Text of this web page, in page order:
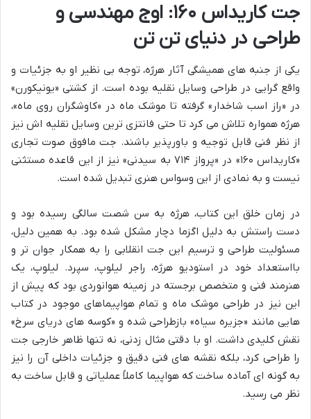
جت کاریداس ۱۶۰: اوج مهندسی و
طراحی در دنیای تن تن
یکی از جنبه های همیشگی آثار هرژه، توجه بی نظیر او به جزئیات و
واقع گرایی در طراحی وسایل نقلیه بوده است. از کشتی «یونیکورن»
در «راز اسب شاخدار» گرفته تا موشک ماه در «کاوشگران روی ماه»،
هرژه همواره تلاش می کرد تا حتی فانتزی ترین وسایل نقلیه اش نیز
از نظر فنی قابل توجیه و باورپذیر باشند. جت مافوق صوت تجاری
«کاریداس ۱۶۰» در «پرواز ۷۱۴ به سیدنی» نیز از این قاعده مستثنی
نیست و به نمادی از این وسواس هنری تبدیل شده است.
در زمان خلق این کتاب، هرژه به سن شصت سالگی رسیده بود و
دست راستش به دلیل اگزما دچار مشکل شده بود. به همین دلیل،
مسئولیت طراحی و ترسیم این جت انقلابی را به همکار جوان تر و
بااستعداد خود در استودیو هرژه، راجر لیلوپ، سپرد. لیلوپ، یک
هنرمند فنی و متخصص برجسته در زمینه هوانوردی بود که پیش از
این نیز در طراحی موشک ماه و تمام هواپیماهای موجود در کتاب
هایی مانند «جزیره سیاه» بازطراحی شده و «کوسه های دریای سرخ»
نقش کلیدی داشت. او با دقتی مثال زدنی، نه تنها ظاهر خارجی جت
را طراحی کرد، بلکه نقشه های فنی دقیق و جزئیات داخلی آن را نیز
به گونه ای آماده ساخت که هواپیما کاملاً عملیاتی و قابل ساخت به
نظر می رسید.